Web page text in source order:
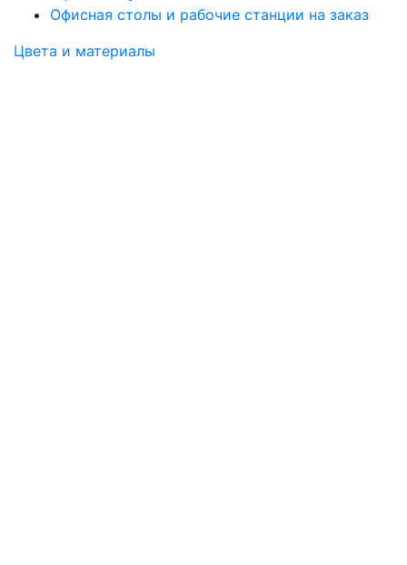
Офисная столы и рабочие станции на заказ
Цвета и материалы